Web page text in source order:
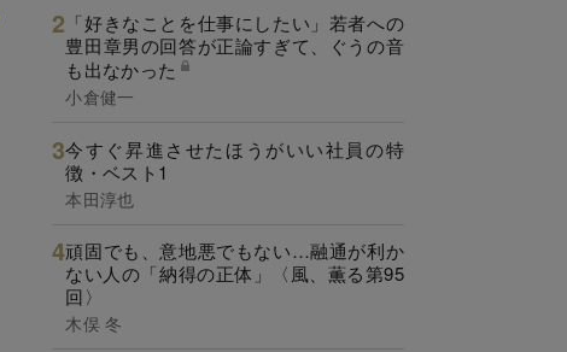
「好きなことを仕事にしたい」若者への
豊田章男の回答が正論すぎて、ぐうの音
も出なかった
小倉健一
今すぐ昇進させたほうがいい社員の特
徴・ベスト1
本田淳也
頑固でも、意地悪でもない…融通が利か
ない人の「納得の正体」〈風、薫る第95
回〉
木俣 冬